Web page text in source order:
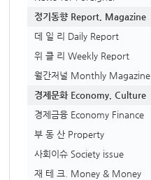
정기동향 Report, Magazine
데 일 리 Daily Report
위 클 리 Weekly Report
월간저널 Monthly Magazine
경제문화 Economy, Culture
경제금융 Economy Finance
부 동 산 Property
사회이슈 Society issue
재 테 크. Money & Money